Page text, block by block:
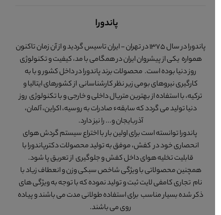
پاندورا
پاندورا در سال 1375 در تهران - ایران تاسیس گردید و از آن زمان تاکنون
همواره یکی از پیشروان ایران در همگامی با مد، کیفیت و تکنولوژی
روز دنیا بوده است. محصولات برند پاندورا در داخل کشور و با به
کارگیری نیروهای بومی زیر نظر کارشناسانی از کشورهای ایتالیا و
ترکیه، با استفاده از بهترین متریال داخلی و خارجی و با تکنولوژی روز
دنیا تولید می گردد که سابقهء صادرات به روسیه، اکراین، آلمان،
آذربایجان و... را نیز دارد.
پاندورا توانسته است برای اولین بار با اختراع سیستم گردش هوای
انحصاری خود در کفش، موفق به تولید محصولات دکترپاندورا با
قابلیت تخلیه هوای داخل کفش و جلوگیری از تعریق پا شود.
همچنین محصولاتی با ویژگی شاخص سبکی وزن و انعطاف زیاد با
نام تجاری کامفی لایت ثبت و تولید نموده که با توجه به ویژگی های
ذکر شده بسیار مناسب برای استفاده طولانی مدت می باشند و پیاده
روی می باشند.